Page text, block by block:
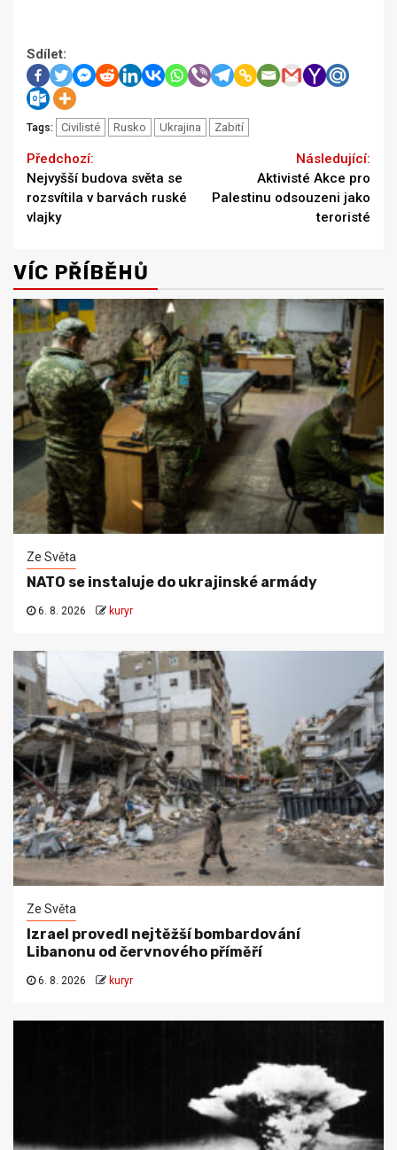
Sdílet:
Tags: Civilisté Rusko Ukrajina Zabití
Continue
Reading
Nejvyšší budova světa se
rozsvítila v barvách ruské
vlajky
Aktivisté Akce pro
Palestinu odsouzeni jako
teroristé
VÍC PŘÍBĚHŮ
Ze Světa
NATO se instaluje do ukrajinské armády
6. 8. 2026 kuryr
Ze Světa
Izrael provedl nejtěžší bombardování
Libanonu od červnového příměří
6. 8. 2026 kuryr